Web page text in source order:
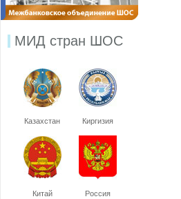
МИД стран ШОС
Казахстан Киргизия
Китай Россия